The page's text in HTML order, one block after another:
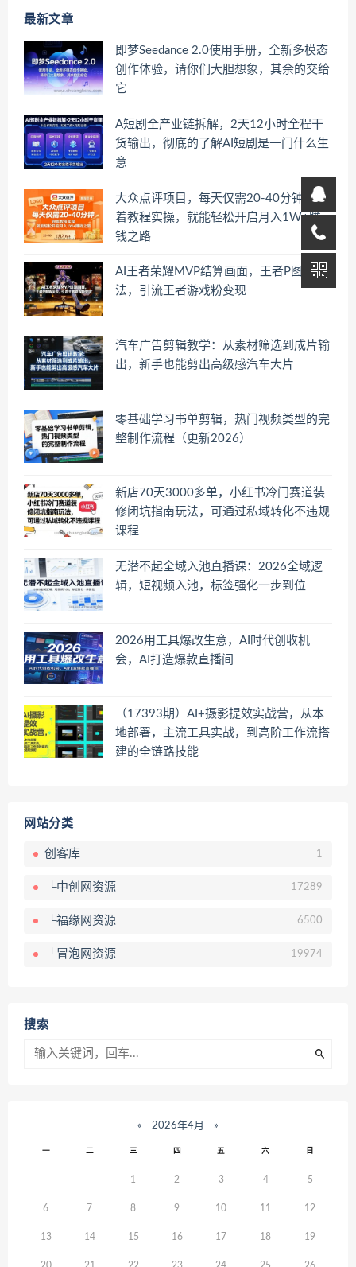
最新文章
即梦Seedance 2.0使用手册，全新多模态
创作体验，请你们大胆想象，其余的交给
它
A短剧全产业链拆解，2天12小时全程干
货输出，彻底的了解AI短剧是一门什么生
意
大众点评项目，每天仅需20-40分钟，跟
着教程实操，就能轻松开启月入1W+賺
钱之路
AI王者荣耀MVP结算画面，王者P图新玩
法，引流王者游戏粉变现
汽车广告剪辑教学：从素材筛选到成片输
出，新手也能剪出高级感汽车大片
零基础学习书单剪辑，热门视频类型的完
整制作流程（更新2026）
新店70天3000多单，小红书冷门赛道装
修闭坑指南玩法，可通过私域转化不违规
课程
无潜不起全域入池直播课：2026全域逻
辑，短视频入池，标签强化一步到位
2026用工具爆改生意，AI时代创收机
会，AI打造爆款直播间
（17393期）AI+摄影提效实战营，从本
地部署，主流工具实战，到高阶工作流搭
建的全链路技能
网站分类
创客库 1
└中创网资源 17289
└福缘网资源 6500
└冒泡网资源 19974
搜索
« 2026年4月 »
一 二 三 四 五 六 日
1 2 3 4 5
6 7 8 9 10 11 12
13 14 15 16 17 18 19